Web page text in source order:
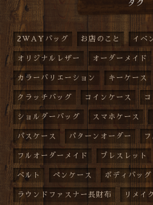
タグ
2WAYバッグ お店のこと イベ
オリジナルレザー オーダーメイド
カラーバリエーション キーケース
クラッチバッグ コインケース
ショルダーバッグ スマホケース
パスケース パターンオーダー
フルオーダーメイド ブレスレット
ベルト ペンケース ボディバッグ
ラウンドファスナー長財布 リメイク